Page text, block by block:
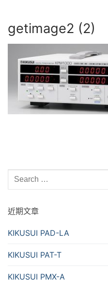
content
getimage2 (2)
Search
近期文章
KIKUSUI PAD-LA
KIKUSUI PAT-T
KIKUSUI PMX-A